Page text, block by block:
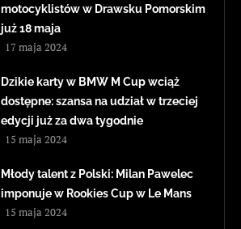
motocyklistów w Drawsku Pomorskim
już 18 maja
17 maja 2024
Dzikie karty w BMW M Cup wciąż
dostępne: szansa na udział w trzeciej
edycji już za dwa tygodnie
15 maja 2024
Młody talent z Polski: Milan Pawelec
imponuje w Rookies Cup w Le Mans
15 maja 2024